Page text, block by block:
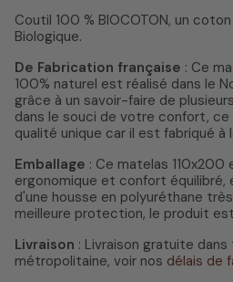
Coutil 100 % BIOCOTON, un
Biologique.
De Fabrication française : Ce
100% naturel est réalisé dans le
grâce à un savoir-faire de
dans le souci de votre confort,
qualité unique car il est fabriqué à
Emballage : Ce matelas 110x200
ergonomique et confort équilibré,
d'une housse en polyuréthane
meilleure protection, le produit
Livraison : Livraison gratuite
métropolitaine, voir nos délais de